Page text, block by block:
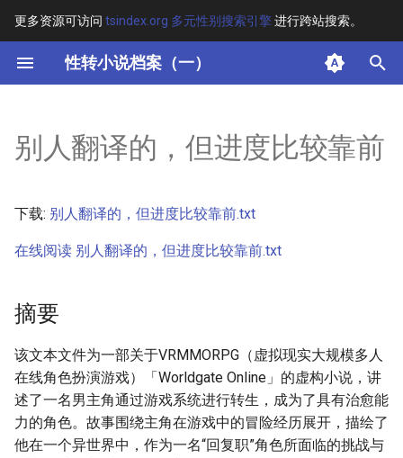
更多资源可访问 tsindex.org 多元性别搜索引擎进行跨站搜索。
性转小说档案（一）
键
开
搜
索
其他信息 [Processed Page
别人翻译的，但进度比较靠前
下载: 别人翻译的，但进度比较靠前.txt
在线阅读 别人翻译的，但进度比较靠前.txt
摘要
该文本文件为一部关于VRMMORPG（虚拟现实大规模多人
在线角色扮演游戏）「Worldgate Online」的虚构小说，讲
述了一名男主角通过游戏系统进行转生，成为了具有治愈能
力的角色。故事围绕主角在游戏中的冒险经历展开，描绘了
他在一个异世界中，作为一名“回复职”角色所面临的挑战与